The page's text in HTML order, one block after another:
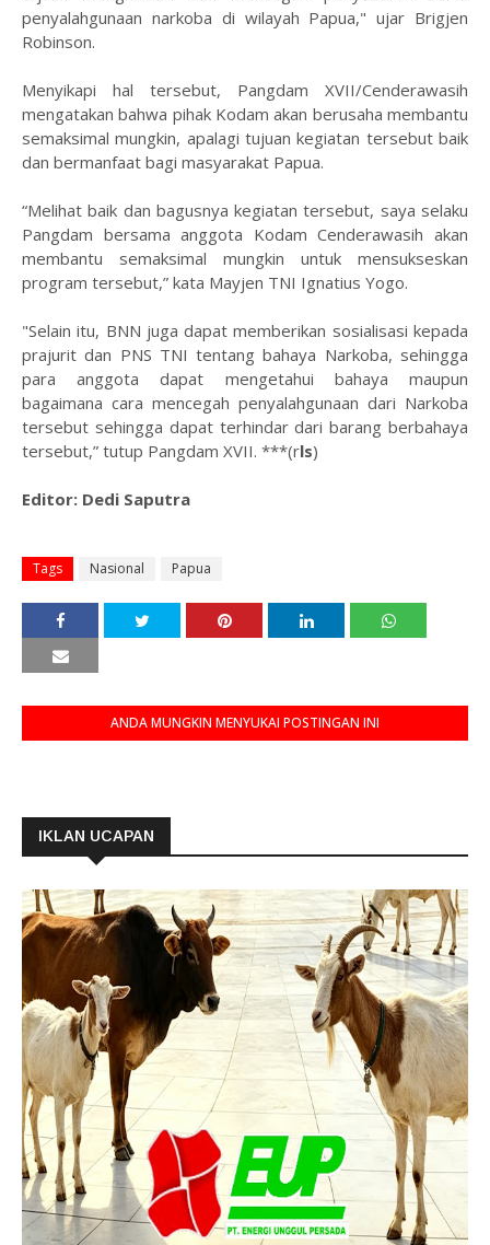
penyalahgunaan narkoba di wilayah Papua," ujar Brigjen
Robinson.
Menyikapi hal tersebut, Pangdam XVII/Cenderawasih
mengatakan bahwa pihak Kodam akan berusaha membantu
semaksimal mungkin, apalagi tujuan kegiatan tersebut baik
dan bermanfaat bagi masyarakat Papua.
“Melihat baik dan bagusnya kegiatan tersebut, saya selaku
Pangdam bersama anggota Kodam Cenderawasih akan
membantu semaksimal mungkin untuk mensukseskan
program tersebut,” kata Mayjen TNI Ignatius Yogo.
"Selain itu, BNN juga dapat memberikan sosialisasi kepada
prajurit dan PNS TNI tentang bahaya Narkoba, sehingga
para anggota dapat mengetahui bahaya maupun
bagaimana cara mencegah penyalahgunaan dari Narkoba
tersebut sehingga dapat terhindar dari barang berbahaya
tersebut,” tutup Pangdam XVII. ***(rls)
Editor: Dedi Saputra
Tags Nasional Papua
ANDA MUNGKIN MENYUKAI POSTINGAN INI
IKLAN UCAPAN